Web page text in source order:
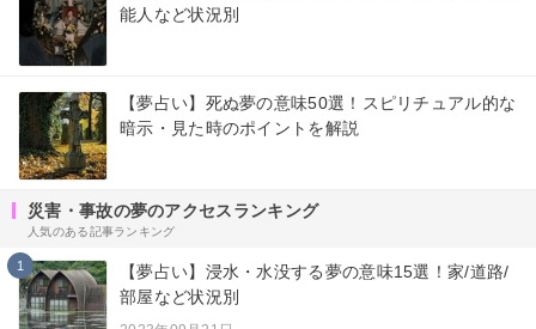
能人など状況別
【夢占い】死ぬ夢の意味50選！スピリチュアル的な
暗示・見た時のポイントを解説
災害・事故の夢のアクセスランキング
人気のある記事ランキング
1
【夢占い】浸水・水没する夢の意味15選！家/道路/
部屋など状況別